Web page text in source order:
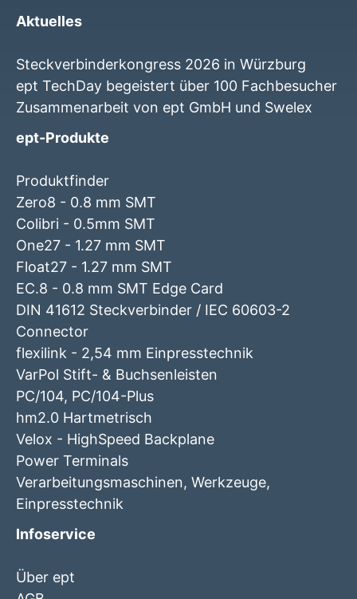
Aktuelles
Steckverbinderkongress 2026 in Würzburg
ept TechDay begeistert über 100 Fachbesucher
Zusammenarbeit von ept GmbH und Swelex
ept-Produkte
Produktfinder
Zero8 - 0.8 mm SMT
Colibri - 0.5mm SMT
One27 - 1.27 mm SMT
Float27 - 1.27 mm SMT
EC.8 - 0.8 mm SMT Edge Card
DIN 41612 Steckverbinder / IEC 60603-2
Connector
flexilink - 2,54 mm Einpresstechnik
VarPol Stift- & Buchsenleisten
PC/104, PC/104-Plus
hm2.0 Hartmetrisch
Velox - HighSpeed Backplane
Power Terminals
Verarbeitungsmaschinen, Werkzeuge,
Einpresstechnik
Infoservice
Über ept